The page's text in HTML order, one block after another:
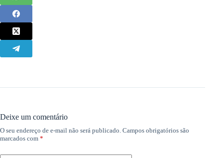
Deixe um comentário
O seu endereço de e-mail não será publicado. Campos obrigatórios são
marcados com *